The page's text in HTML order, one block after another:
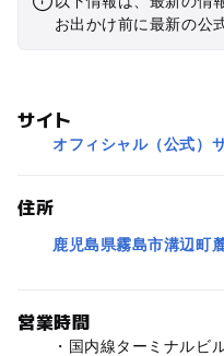
お出かけ前に最新の公
サイト
オフィシャル（公式）
住所
鹿児島県霧島市溝辺町
営業時間
・国内線ターミナルビ